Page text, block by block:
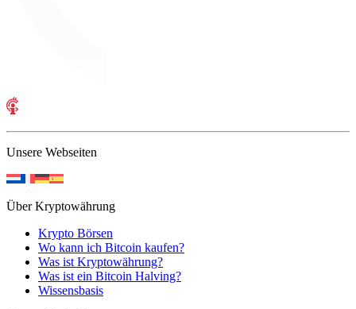
Unsere Webseiten
Über Kryptowährung
Krypto Börsen
Wo kann ich Bitcoin kaufen?
Was ist Kryptowährung?
Was ist ein Bitcoin Halving?
Wissensbasis